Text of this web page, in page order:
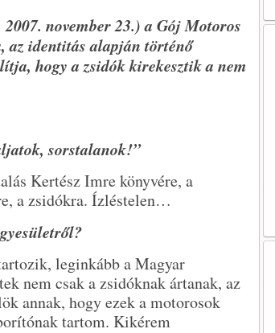
november 23.) a Gój Motoros
az identitás alapján történő
hogy a zsidók kirekesztik a nem
sorstalanok!”
Kertész Imre könyvére, a
a zsidókra. Ízléstelen…
leginkább a Magyar
nem csak a zsidóknak ártanak, az
annak, hogy ezek a motorosok
tartom. Kikérem